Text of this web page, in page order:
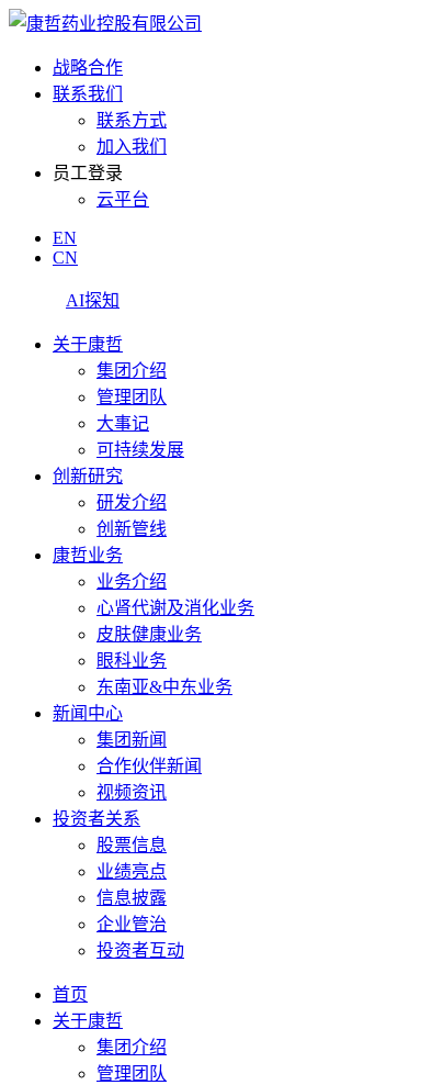
战略合作
联系我们
联系方式
加入我们
员工登录
云平台
EN
CN
AI探知
关于康哲
集团介绍
管理团队
大事记
可持续发展
创新研究
研发介绍
创新管线
康哲业务
业务介绍
心肾代谢及消化业务
皮肤健康业务
眼科业务
东南亚&中东业务
新闻中心
集团新闻
合作伙伴新闻
视频资讯
投资者关系
股票信息
业绩亮点
信息披露
企业管治
投资者互动
首页
关于康哲
集团介绍
管理团队